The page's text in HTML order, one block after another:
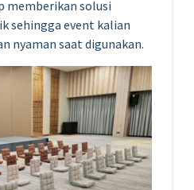
memberikan solusi
sehingga event kalian
nyaman saat digunakan.